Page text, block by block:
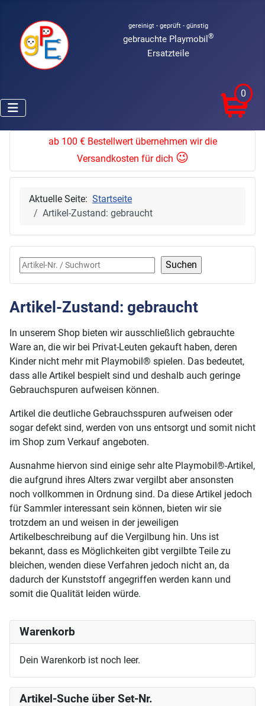
gereinigt - geprüft - günstig
gebrauchte Playmobil®
Ersatzteile
0
ab 100 € Bestellwert übernehmen wir die
Versandkosten für dich 😉
Aktuelle Seite: Startseite
Artikel-Zustand: gebraucht
Artikel-Zustand: gebraucht
In unserem Shop bieten wir ausschließlich gebrauchte
Ware an, die wir bei Privat-Leuten gekauft haben, deren
Kinder nicht mehr mit Playmobil® spielen. Das bedeutet,
dass alle Artikel bespielt sind und deshalb auch geringe
Gebrauchspuren aufweisen können.
Artikel die deutliche Gebrauchsspuren aufweisen oder
sogar defekt sind, werden von uns entsorgt und somit nicht
im Shop zum Verkauf angeboten.
Ausnahme hiervon sind einige sehr alte Playmobil®-Artikel,
die aufgrund ihres Alters zwar vergilbt aber ansonsten
noch vollkommen in Ordnung sind. Da diese Artikel jedoch
für Sammler interessant sein können, bieten wir sie
trotzdem an und weisen in der jeweiligen
Artikelbeschreibung auf die Vergilbung hin. Uns ist
bekannt, dass es Möglichkeiten gibt vergilbte Teile zu
bleichen, wenden diese Verfahren jedoch nicht an, da
dadurch der Kunststoff angegriffen werden kann und
somit die Qualität leiden würde.
Warenkorb
Dein Warenkorb ist noch leer.
Artikel-Suche über Set-Nr.